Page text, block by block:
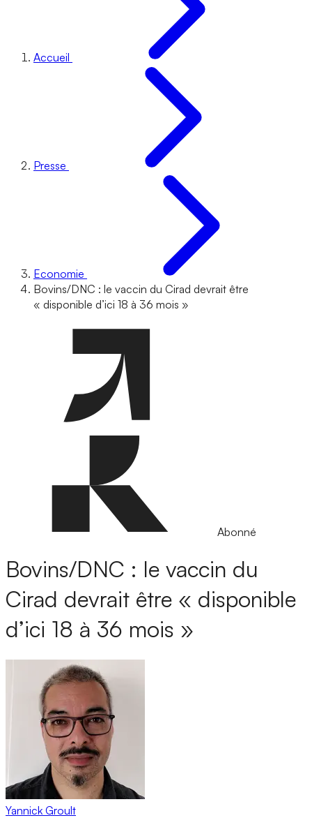
Accueil
Presse
Economie
Bovins/DNC : le vaccin du Cirad devrait être
« disponible d’ici 18 à 36 mois »
Abonné
Bovins/DNC : le vaccin du
Cirad devrait être « disponible
d’ici 18 à 36 mois »
Yannick Groult